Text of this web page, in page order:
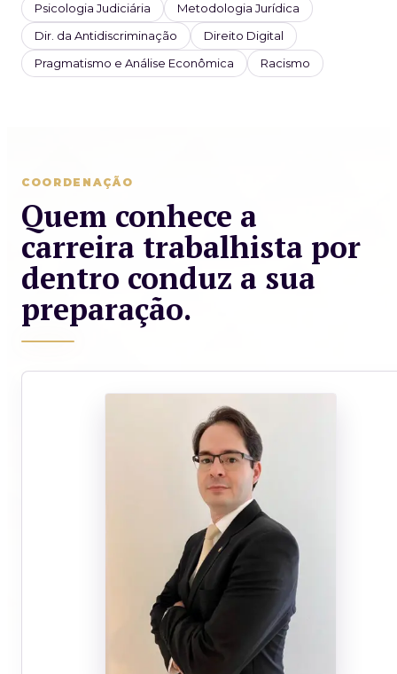
Psicologia Judiciária
Metodologia Jurídica
Dir. da Antidiscriminação
Direito Digital
Pragmatismo e Análise Econômica
Racismo
COORDENAÇÃO
Quem conhece a
carreira trabalhista por
dentro conduz a sua
preparação.